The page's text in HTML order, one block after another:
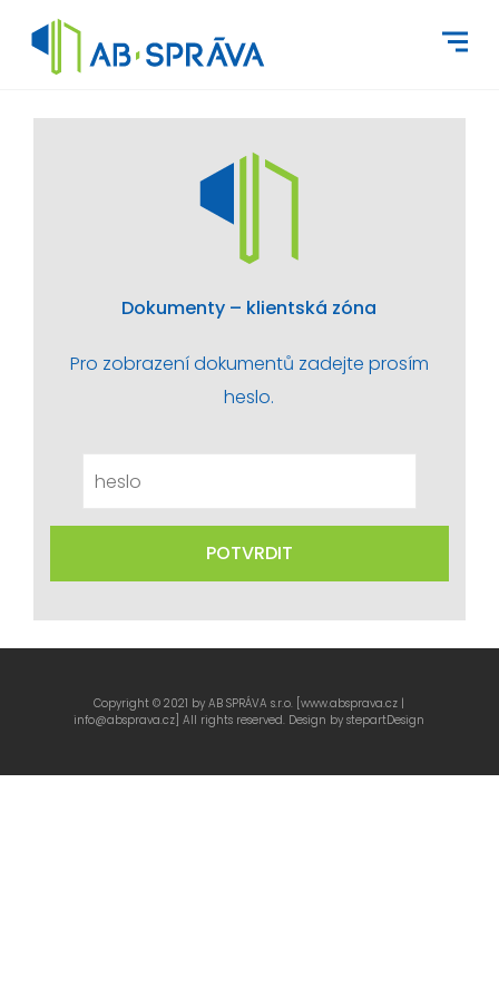
Dokumenty – klientská zóna
Pro zobrazení dokumentů zadejte prosím
heslo.
Copyright © 2021 by AB SPRÁVA s.r.o. [www.absprava.cz |
info@absprava.cz] All rights reserved. Design bystepartDesign